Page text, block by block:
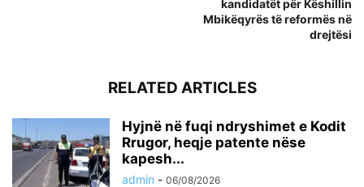
kandidatët për Këshillin
Mbikëqyrës të reformës në
drejtësi
RELATED ARTICLES
Hyjnë në fuqi ndryshimet e Kodit
Rrugor, heqje patente nëse
kapesh...
admin - 06/08/2026